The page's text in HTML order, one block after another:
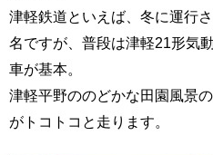
津軽鉄道といえば、冬に運行
名ですが、普段は津軽21形気
車が基本。
津軽平野ののどかな田園風景
がトコトコと走ります。